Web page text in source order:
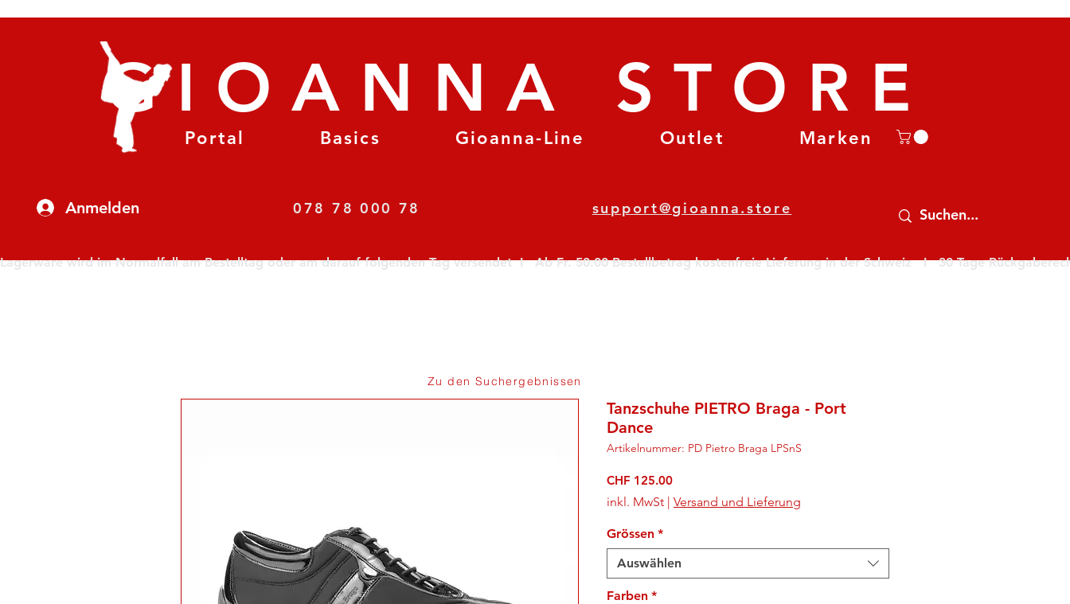
Anmelden
Portal Basics Gioanna-Line Outlet Marken
GIOANNA STORE
078 78 000 78 support@gioanna.store
Lagerware wird im Normalfall am Bestelltag oder am darauf folgenden Tag versendet  I   Ab Fr. 50.00 Bestellbetrag kostenfreie Lieferung in der Schweiz   I   30 Tage
Tanzschuhe PIETRO Braga - Port
Dance
Artikelnummer: PD Pietro Braga LPSnS
CHF 125.00Preis
inkl. MwSt | Versand und Lieferung
Grössen *
Auswählen
Farben *
Zu den Suchergebnissen